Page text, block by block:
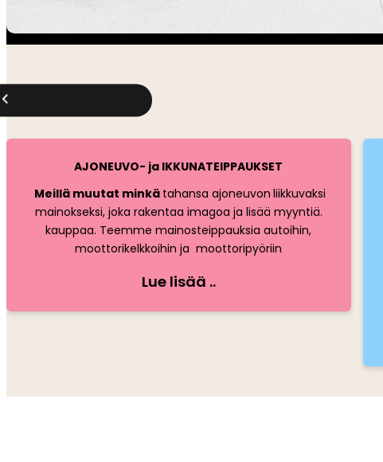
AJONEUVO- ja IKKUNATEIPPAUKSET
Meillä muutat minkä tahansa ajoneuvon liikkuvaksi
mainokseksi, joka rakentaa imagoa ja lisää myyntiä.
kauppaa. Teemme mainosteippauksia autoihin,
moottorikelkkoihin ja moottoripyöriin
Lue lisää ..